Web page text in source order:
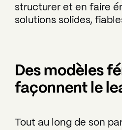
structurer et en faire
solutions solides,
Des modèles
façonnent le
Tout au long de son